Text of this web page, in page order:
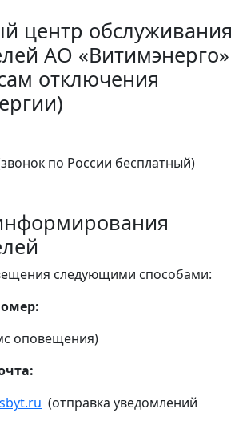
центр обслуживания
АО «Витимэнерго»
отключения
по России бесплатный)
следующими способами:
оповещения)
(отправка уведомлений